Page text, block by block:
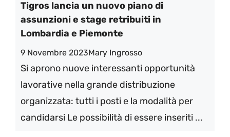
Tigros lancia un nuovo piano di
assunzioni e stage retribuiti in
Lombardia e Piemonte
9 Novembre 2023Mary Ingrosso
Si aprono nuove interessanti opportunità
lavorative nella grande distribuzione
organizzata: tutti i posti e la modalità per
candidarsi Le possibilità di essere inseriti ...